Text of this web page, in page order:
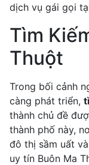
dịch vụ gái gọi
Tìm
Thuột
Trong bối cảnh
càng phát triển,
thành chủ đề
thành phố này,
đô thị sầm uất
uy tín Buôn Ma